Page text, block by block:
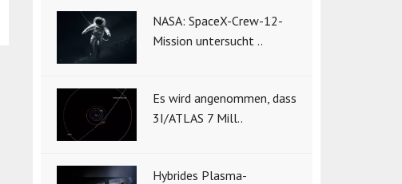
NASA: SpaceX-Crew-12-
Mission untersucht ..
Es wird angenommen, dass
3I/ATLAS 7 Mill..
Hybrides Plasma-